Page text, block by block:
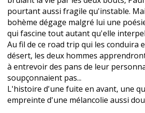
pourtant aussi fragile qu'instable.
bohème dégage malgré lui une
qui fascine tout autant qu'elle
Au fil de ce road trip qui les conduira
désert, les deux hommes
à entrevoir des pans de leur
soupçonnaient pas...
L'histoire d'une fuite en avant, une
empreinte d'une mélancolie aussi